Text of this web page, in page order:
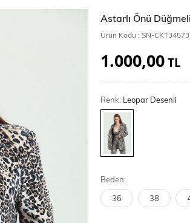
Astarlı Önü
Ürün Kodu : SN-CKT34573
1.000,00TL
Renk: Leopar Desenli
Beden:
36 38